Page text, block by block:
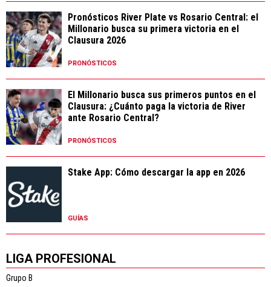
Pronósticos River Plate vs Rosario Central: el
Millonario busca su primera victoria en el
Clausura 2026
PRONÓSTICOS
El Millonario busca sus primeros puntos en el
Clausura: ¿Cuánto paga la victoria de River
ante Rosario Central?
PRONÓSTICOS
Stake App: Cómo descargar la app en 2026
GUÍAS
LIGA PROFESIONAL